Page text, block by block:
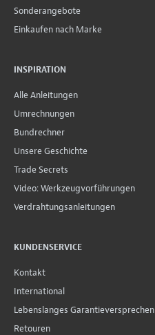
Sonderangebote
Einkaufen nach Marke
INSPIRATION
Alle Anleitungen
Umrechnungen
Bundrechner
Unsere Geschichte
Trade Secrets
Video: Werkzeugvorführungen
Verdrahtungsanleitungen
KUNDENSERVICE
Kontakt
International
Lebenslanges Garantieversprechen
Retouren